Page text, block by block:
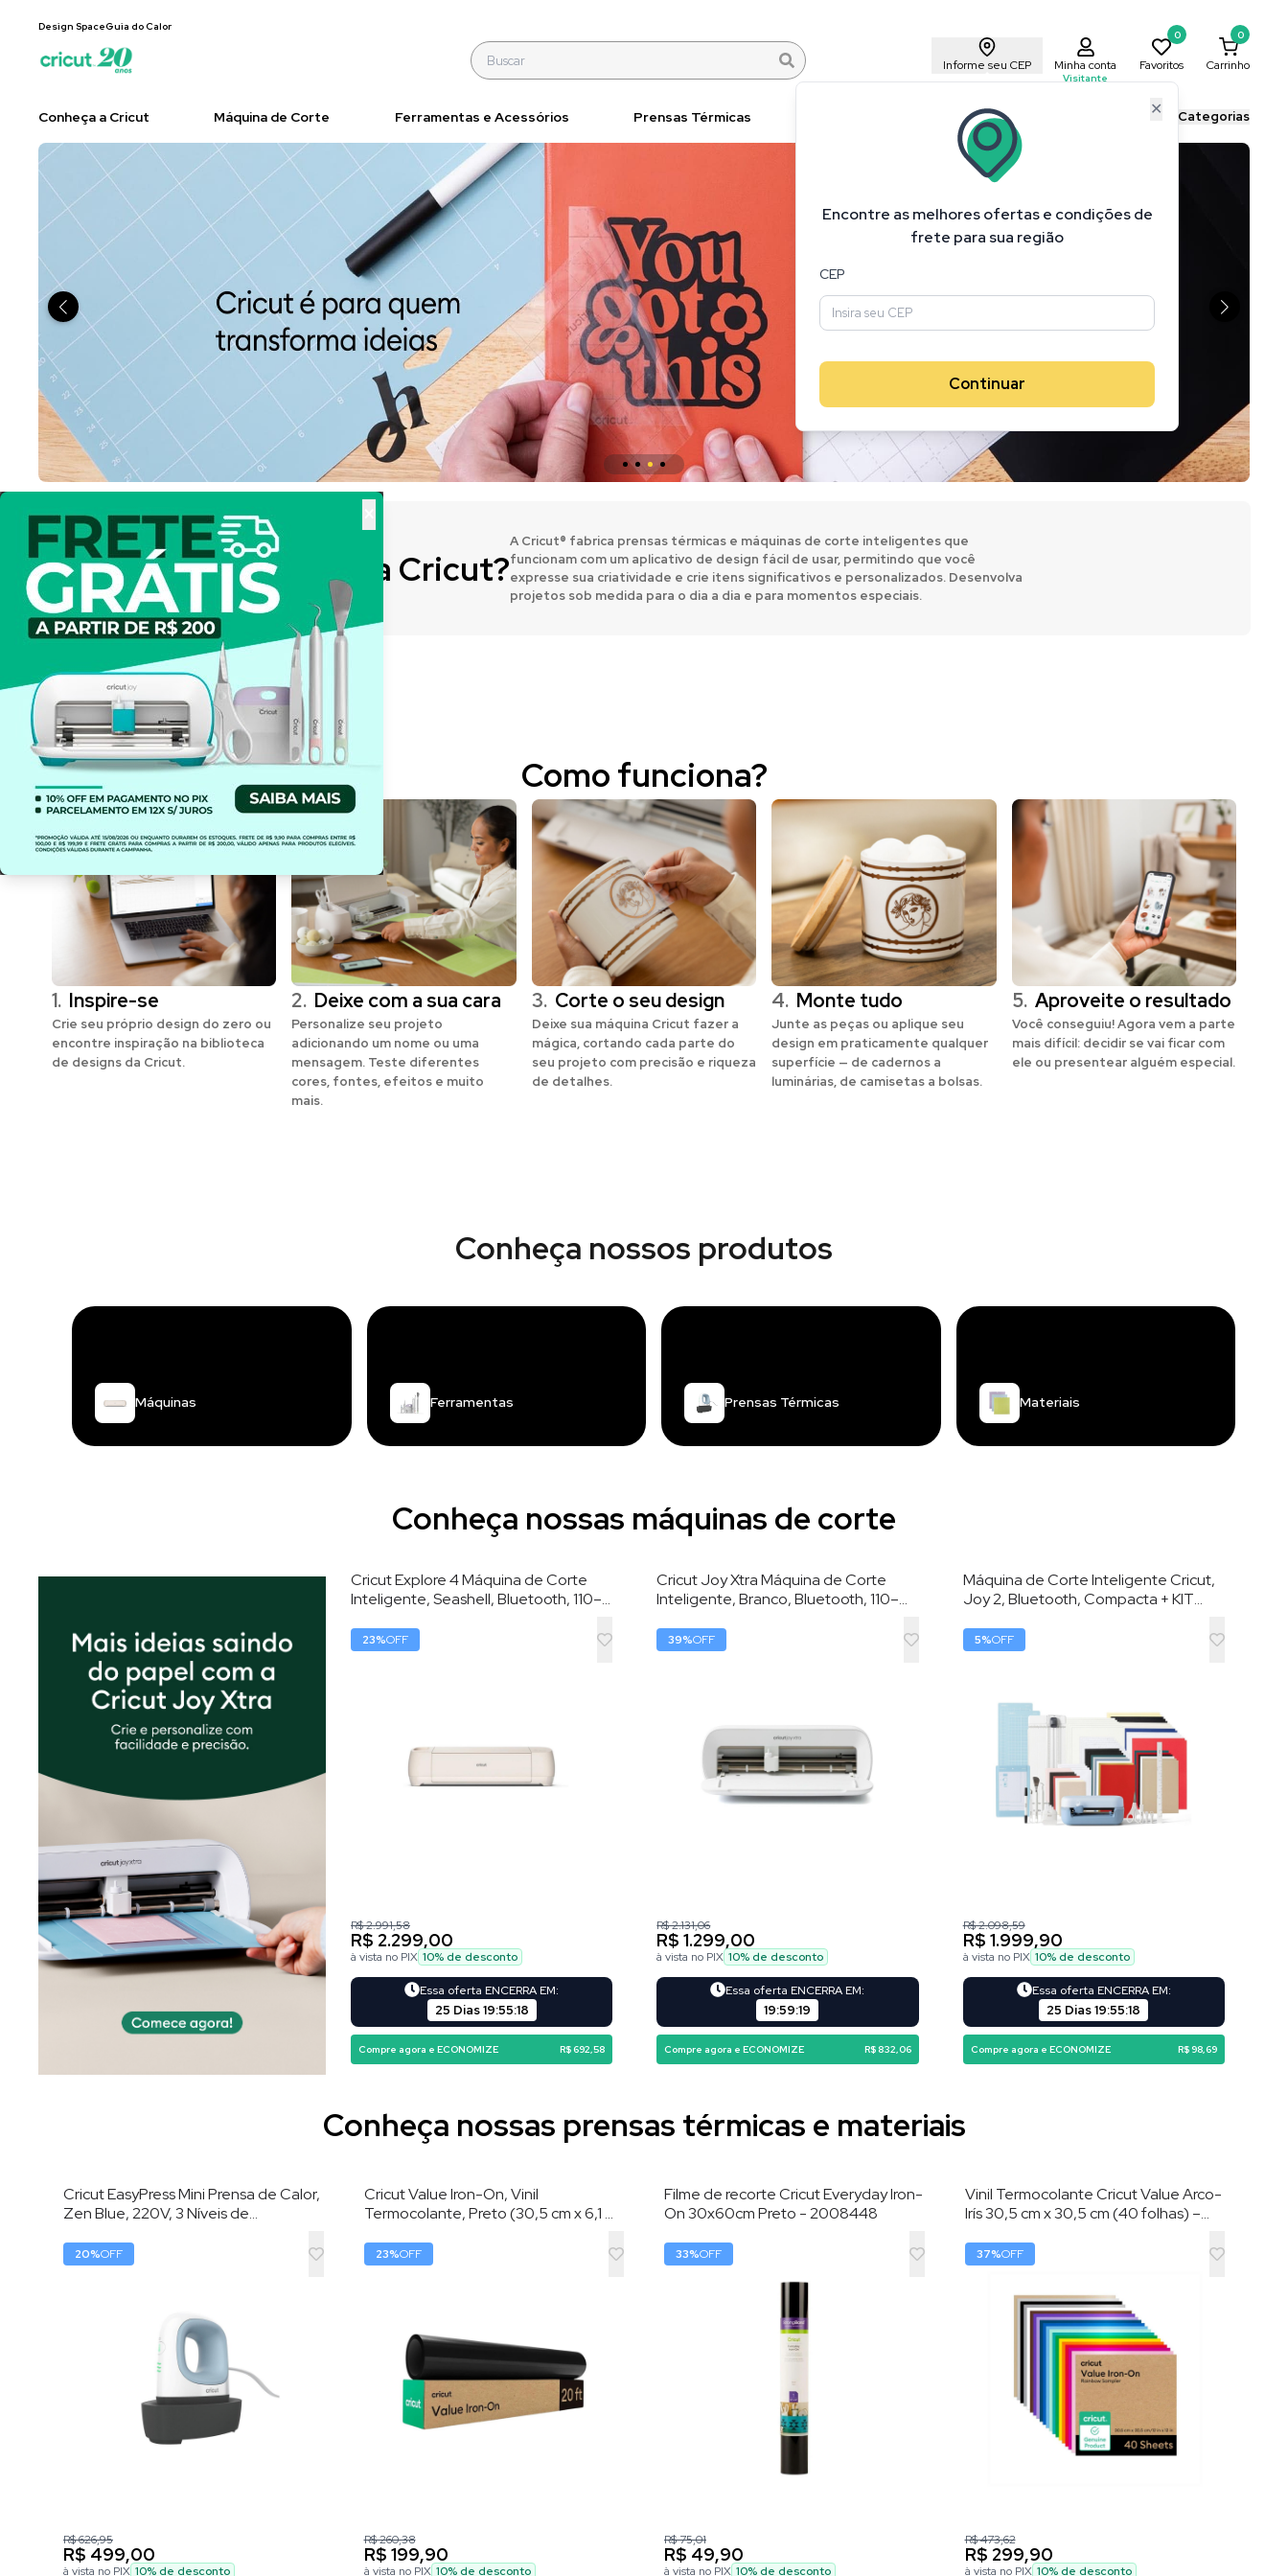
Design SpaceGuia do Calor
Informe seu CEP
✕
Encontre as melhores ofertas e condições de
frete para sua região
CEP
Continuar
Minha conta
Visitante
0
Favoritos
0
Carrinho
Conheça a Cricut Máquina de Corte Ferramentas e Acessórios Prensas Térmicas Blog Cricut Todas as Categorias
O que é a Cricut?
A Cricut® fabrica prensas térmicas e máquinas de corte inteligentes que
funcionam com um aplicativo de design fácil de usar, permitindo que você
expresse sua criatividade e crie itens significativos e personalizados. Desenvolva
projetos sob medida para o dia a dia e para momentos especiais.
Como funciona?
1. Inspire-se
Crie seu próprio design do zero ou
encontre inspiração na biblioteca
de designs da Cricut.
2. Deixe com a sua cara
Personalize seu projeto
adicionando um nome ou uma
mensagem. Teste diferentes
cores, fontes, efeitos e muito
mais.
3. Corte o seu design
Deixe sua máquina Cricut fazer a
mágica, cortando cada parte do
seu projeto com precisão e riqueza
de detalhes.
4. Monte tudo
Junte as peças ou aplique seu
design em praticamente qualquer
superfície — de cadernos a
luminárias, de camisetas a bolsas.
5. Aproveite o resultado
Você conseguiu! Agora vem a parte
mais difícil: decidir se vai ficar com
ele ou presentear alguém especial.
Conheça nossos produtos
Máquinas Ferramentas Prensas Térmicas Materiais
Conheça nossas máquinas de corte
Cricut Explore 4 Máquina de Corte
Inteligente, Seashell, Bluetooth, 110–
23%OFF
R$ 2.991,58
R$ 2.299,00
à vista no PIX 10% de desconto
Essa oferta ENCERRA EM:
25 Dias19:55:16
Compre agora e ECONOMIZE R$ 692,58
Cricut Joy Xtra Máquina de Corte
Inteligente, Branco, Bluetooth, 110–
39%OFF
R$ 2.131,06
R$ 1.299,00
à vista no PIX 10% de desconto
Essa oferta ENCERRA EM:
19:59:17
Compre agora e ECONOMIZE R$ 832,06
Máquina de Corte Inteligente Cricut,
Joy 2, Bluetooth, Compacta + KIT
5%OFF
R$ 2.098,59
R$ 1.999,90
à vista no PIX 10% de desconto
Essa oferta ENCERRA EM:
25 Dias19:55:16
Compre agora e ECONOMIZE R$ 98,69
Conheça nossas prensas térmicas e materiais
Cricut EasyPress Mini Prensa de Calor,
Zen Blue, 220V, 3 Níveis de
20%OFF
R$ 626,95
R$ 499,00
à vista no PIX 10% de desconto
Cricut Value Iron-On, Vinil
Termocolante, Preto (30,5 cm x 6,1 m)
Calor)
23%OFF
R$ 260,38
R$ 199,90
à vista no PIX 10% de desconto
Filme de recorte Cricut Everyday Iron-
On 30x60cm Preto - 2008448
33%OFF
R$ 75,01
R$ 49,90
à vista no PIX 10% de desconto
Vinil Termocolante Cricut Value Arco-
Irís 30,5 cm x 30,5 cm (40 folhas) –
37%OFF
R$ 473,62
R$ 299,90
à vista no PIX 10% de desconto